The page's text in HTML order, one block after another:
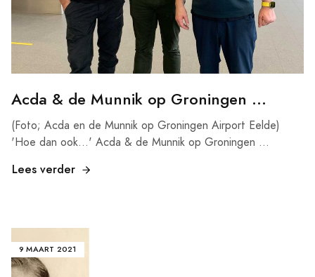
Acda & de Munnik op Groningen ...
(Foto; Acda en de Munnik op Groningen Airport Eelde)
'Hoe dan ook...' Acda & de Munnik op Groningen ...
Lees verder
9 MAART 2021